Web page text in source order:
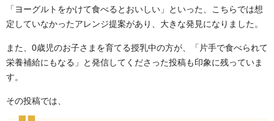
「ヨーグルトをかけて食べるとおいしい」といった、こちらでは想
定していなかったアレンジ提案があり、大きな発見になりました。
また、0歳児のお子さまを育てる授乳中の方が、「片手で食べられて
栄養補給にもなる」と発信してくださった投稿も印象に残っていま
す。
その投稿では、